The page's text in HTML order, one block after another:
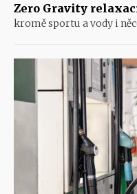
Zero Gravity
kromě sportu a vody i